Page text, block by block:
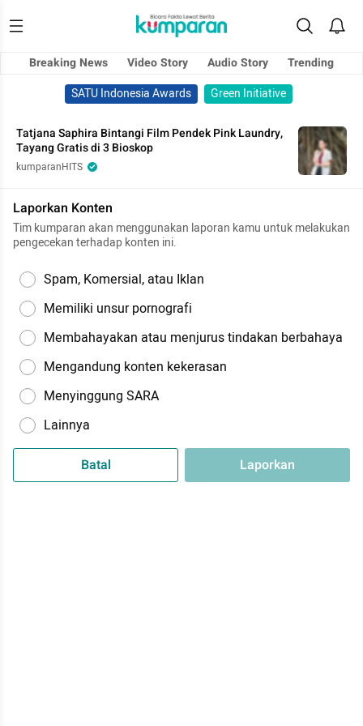
Breaking News Video Story Audio Story
Trending
SATU Indonesia Awards
Green Initiative
Tatjana Saphira Bintangi Film Pendek Pink Laundry,
Tayang Gratis di 3 Bioskop
kumparanHITS
Laporkan Konten
Tim kumparan akan menggunakan laporan kamu untuk melakukan
pengecekan terhadap konten ini.
Spam, Komersial, atau Iklan
Memiliki unsur pornografi
Membahayakan atau menjurus tindakan berbahaya
Mengandung konten kekerasan
Menyinggung SARA
Lainnya
Batal Laporkan